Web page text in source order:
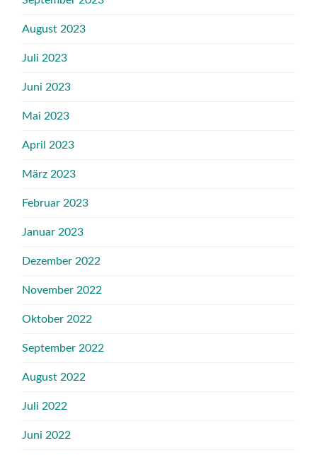
August 2023
Juli 2023
Juni 2023
Mai 2023
April 2023
März 2023
Februar 2023
Januar 2023
Dezember 2022
November 2022
Oktober 2022
September 2022
August 2022
Juli 2022
Juni 2022